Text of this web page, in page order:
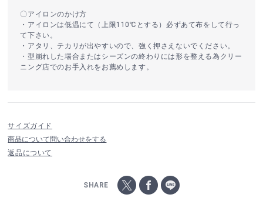
〇アイロンのかけ方
・アイロンは低温にて（上限110℃とする）必ずあて布をして行っ
て下さい。
・アタリ、テカリが出やすいので、強く押さえないでください。
・型崩れした場合またはシーズンの終わりには形を整える為クリー
ニング店でのお手入れをお薦めします。
サイズガイド
商品について問い合わせをする
返品について
SHARE